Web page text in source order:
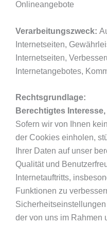
Onlineangebote
Verarbeitungszweck:
Internetseiten,
Internetseiten,
Internetangebotes,
Rechtsgrundlage:
Berechtigtes
Sofern wir von Ihnen
der Cookies einholen,
Ihrer Daten auf unser
Qualität und
Internetauftritts,
Funktionen zu
der von uns im Rahmen